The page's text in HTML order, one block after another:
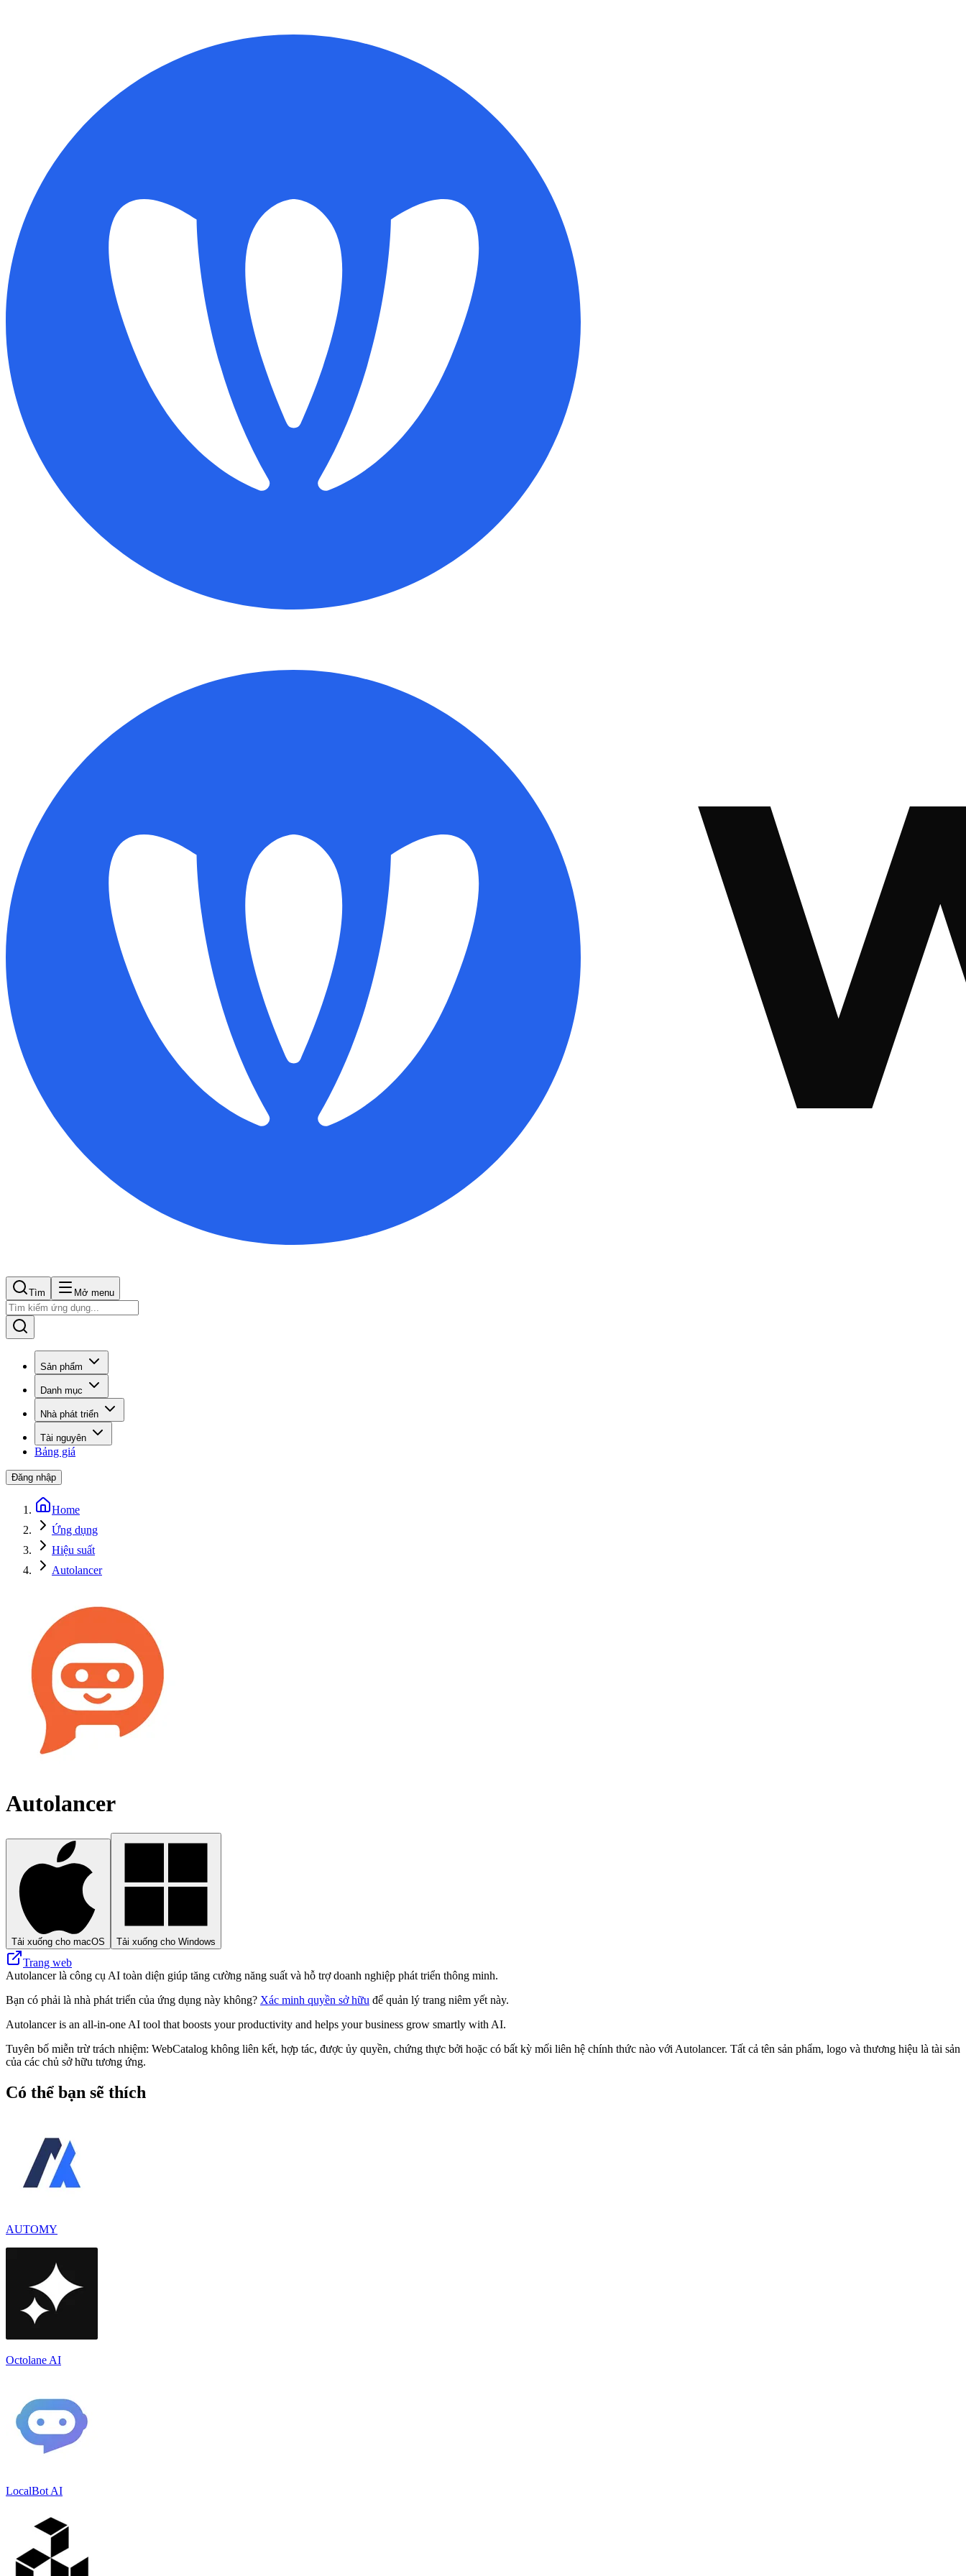
Tìm Mở menu
Sản phẩm
Danh mục
Nhà phát triển
Tài nguyên
Bảng giá
Đăng nhập
Home
Ứng dụng
Hiệu suất
Autolancer
Autolancer
Tải xuống cho macOS Tải xuống cho Windows
Trang web
Autolancer là công cụ AI toàn diện giúp tăng cường năng suất và hỗ trợ doanh nghiệp phát triển thông minh.
Bạn có phải là nhà phát triển của ứng dụng này không? Xác minh quyền sở hữu để quản lý trang niêm yết này.
Autolancer is an all-in-one AI tool that boosts your productivity and helps your business grow smartly with AI.
Tuyên bố miễn trừ trách nhiệm: WebCatalog không liên kết, hợp tác, được ủy quyền, chứng thực bởi hoặc có bất kỳ mối liên hệ chính thức nào với Autolancer. Tất cả tên sản phẩm, logo và thương hiệu là tài sản
của các chủ sở hữu tương ứng.
Có thể bạn sẽ thích
AUTOMY
Octolane AI
LocalBot AI